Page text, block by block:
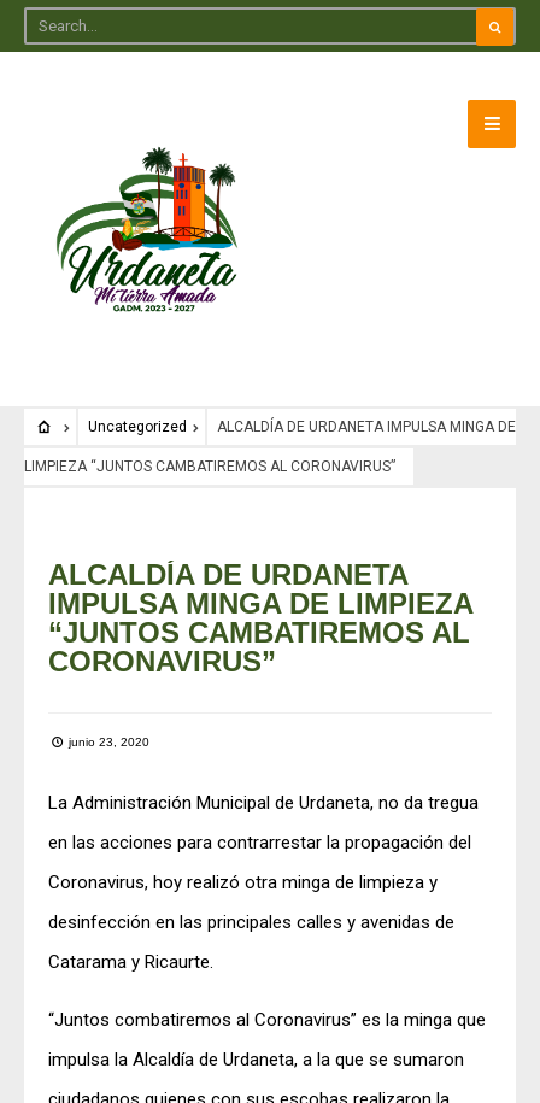
Uncategorized ALCALDÍA DE URDANETA IMPULSA MINGA DE
LIMPIEZA “JUNTOS CAMBATIREMOS AL CORONAVIRUS”
ALCALDÍA DE URDANETA
IMPULSA MINGA DE LIMPIEZA
“JUNTOS CAMBATIREMOS AL
CORONAVIRUS”
junio 23, 2020
La Administración Municipal de Urdaneta, no da tregua
en las acciones para contrarrestar la propagación del
Coronavirus, hoy realizó otra minga de limpieza y
desinfección en las principales calles y avenidas de
Catarama y Ricaurte.
“Juntos combatiremos al Coronavirus” es la minga que
impulsa la Alcaldía de Urdaneta, a la que se sumaron